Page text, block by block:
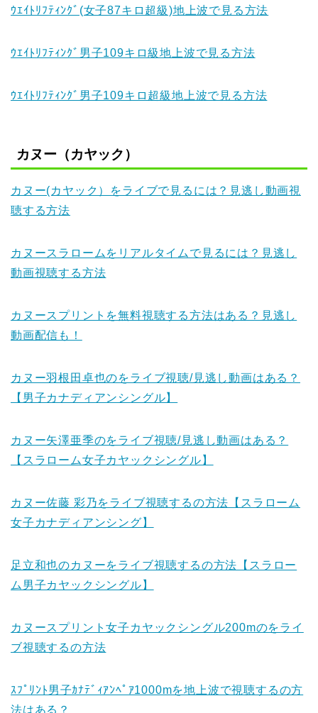
ｳｴｲﾄﾘﾌﾃｨﾝｸﾞ(女子87キロ超級)地上波で見る方法
ｳｴｲﾄﾘﾌﾃｨﾝｸﾞ男子109キロ級地上波で見る方法
ｳｴｲﾄﾘﾌﾃｨﾝｸﾞ男子109キロ超級地上波で見る方法
カヌー（カヤック）
カヌー(カヤック）をライブで見るには？見逃し動画視
聴する方法
カヌースラロームをリアルタイムで見るには？見逃し
動画視聴する方法
カヌースプリントを無料視聴する方法はある？見逃し
動画配信も！
カヌー羽根田卓也のをライブ視聴/見逃し動画はある？
【男子カナディアンシングル】
カヌー矢澤亜季のをライブ視聴/見逃し動画はある？
【スラローム女子カヤックシングル】
カヌー佐藤 彩乃をライブ視聴するの方法【スラローム
女子カナディアンシング】
足立和也のカヌーをライブ視聴するの方法【スラロー
ム男子カヤックシングル】
カヌースプリント女子カヤックシングル200mのをライ
ブ視聴するの方法
ｽﾌﾟﾘﾝﾄ男子ｶﾅﾃﾞｨｱﾝﾍﾟｱ1000mを地上波で視聴するの方
法はある？